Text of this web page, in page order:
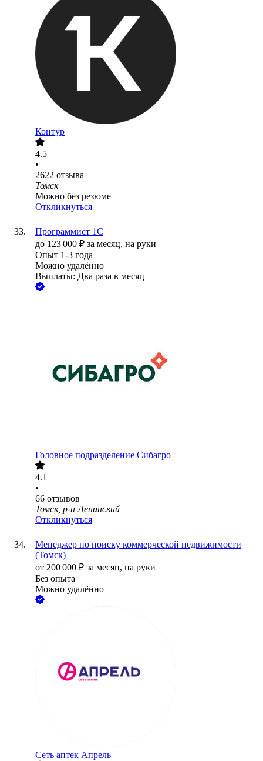
Контур
4.5
•
2622 отзыва
Томск
Можно без резюме
Откликнуться
Программист 1С
до 123 000 ₽ за месяц, на руки
Опыт 1-3 года
Можно удалённо
Выплаты: Два раза в месяц
Головное подразделение Сибагро
4.1
•
66 отзывов
Томск, р-н Ленинский
Откликнуться
Менеджер по поиску коммерческой недвижимости
(Томск)
от 200 000 ₽ за месяц, на руки
Без опыта
Можно удалённо
Сеть аптек Апрель